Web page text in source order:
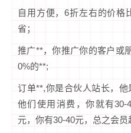
自用方便，6折左右的价格
省；
推广**，你推广你的客户或
0%的**;
订单**,你是合伙人站长，他
他们使用消费，你就有30-
元，你有30-40元，总之会员